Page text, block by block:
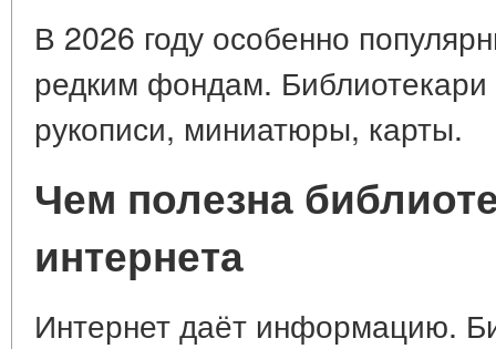
В 2026 году особенно
редким фондам.
рукописи, миниатюры, карты.
Чем полезна
интернета
Интернет даёт информацию.